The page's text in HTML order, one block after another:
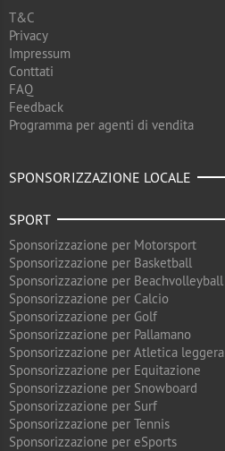
T&C
Privacy
Impressum
Conttati
FAQ
Feedback
Programma per agenti di vendita
SPONSORIZZAZIONE LOCALE
SPORT
Sponsorizzazione per Motorsport
Sponsorizzazione per Basketball
Sponsorizzazione per Beachvolleyball
Sponsorizzazione per Calcio
Sponsorizzazione per Golf
Sponsorizzazione per Pallamano
Sponsorizzazione per Atletica leggera
Sponsorizzazione per Equitazione
Sponsorizzazione per Snowboard
Sponsorizzazione per Surf
Sponsorizzazione per Tennis
Sponsorizzazione per eSports